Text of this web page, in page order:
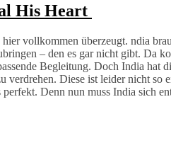
His Heart
vollkommen überzeugt. ndia
– den es gar nicht gibt. Da
Begleitung. Doch India hat
Diese ist leider nicht so
Denn nun muss India sich